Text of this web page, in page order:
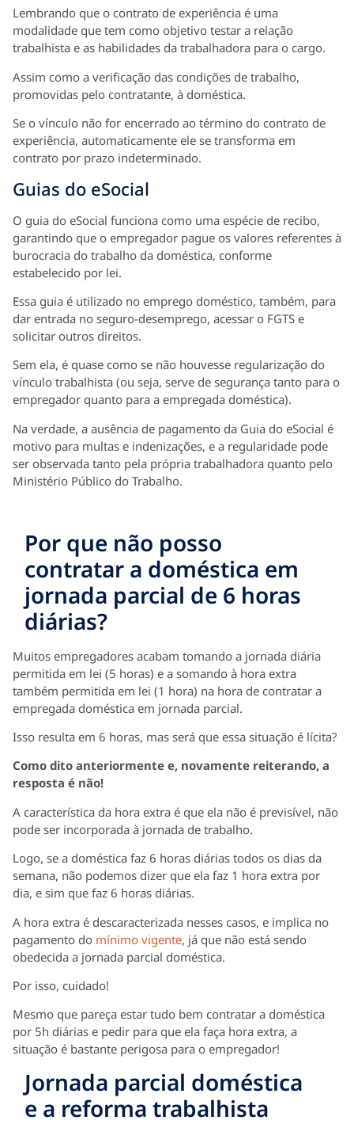
Lembrando que o contrato de experiência é uma
modalidade que tem como objetivo testar a relação
trabalhista e as habilidades da trabalhadora para o cargo.
Assim como a verificação das condições de trabalho,
promovidas pelo contratante, à doméstica.
Se o vínculo não for encerrado ao término do contrato de
experiência, automaticamente ele se transforma em
contrato por prazo indeterminado.
Guias do eSocial
O guia do eSocial funciona como uma espécie de recibo,
garantindo que o empregador pague os valores referentes à
burocracia do trabalho da doméstica, conforme
estabelecido por lei.
Essa guia é utilizado no emprego doméstico, também, para
dar entrada no seguro-desemprego, acessar o FGTS e
solicitar outros direitos.
Sem ela, é quase como se não houvesse regularização do
vínculo trabalhista (ou seja, serve de segurança tanto para o
empregador quanto para a empregada doméstica).
Na verdade, a ausência de pagamento da Guia do eSocial é
motivo para multas e indenizações, e a regularidade pode
ser observada tanto pela própria trabalhadora quanto pelo
Ministério Público do Trabalho.
Por que não posso
contratar a doméstica em
jornada parcial de 6 horas
diárias?
Muitos empregadores acabam tomando a jornada diária
permitida em lei (5 horas) e a somando à hora extra
também permitida em lei (1 hora) na hora de contratar a
empregada doméstica em jornada parcial.
Isso resulta em 6 horas, mas será que essa situação é lícita?
Como dito anteriormente e, novamente reiterando, a
resposta é não!
A característica da hora extra é que ela não é previsível, não
pode ser incorporada à jornada de trabalho.
Logo, se a doméstica faz 6 horas diárias todos os dias da
semana, não podemos dizer que ela faz 1 hora extra por
dia, e sim que faz 6 horas diárias.
A hora extra é descaracterizada nesses casos, e implica no
pagamento do mínimo vigente, já que não está sendo
obedecida a jornada parcial doméstica.
Por isso, cuidado!
Mesmo que pareça estar tudo bem contratar a doméstica
por 5h diárias e pedir para que ela faça hora extra, a
situação é bastante perigosa para o empregador!
Jornada parcial doméstica
e a reforma trabalhista